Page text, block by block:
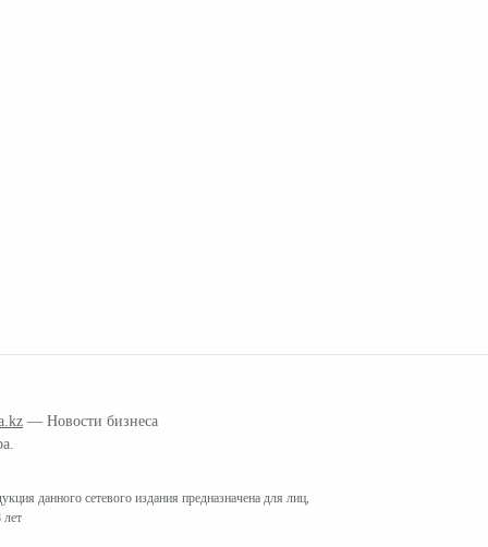
— Новости бизнеса
данного сетевого издания предназначена для лиц,
лет